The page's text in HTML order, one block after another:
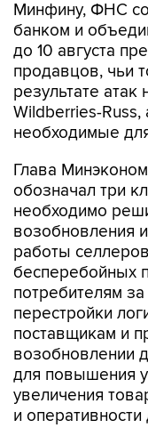
Минфину, ФНС
банком и
до 10 августа
продавцов, чьи
результате
Wildberries-
необходимые
Глава
обозначал три
необходимо
возобновления
работы
бесперебойных
потребителям
перестройки
поставщикам и
возобновлении
для повышения
увеличения
и оперативности